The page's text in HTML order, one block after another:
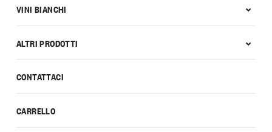
CONTATTACI
CARRELLO
VINI BIANCHI
ALTRI PRODOTTI